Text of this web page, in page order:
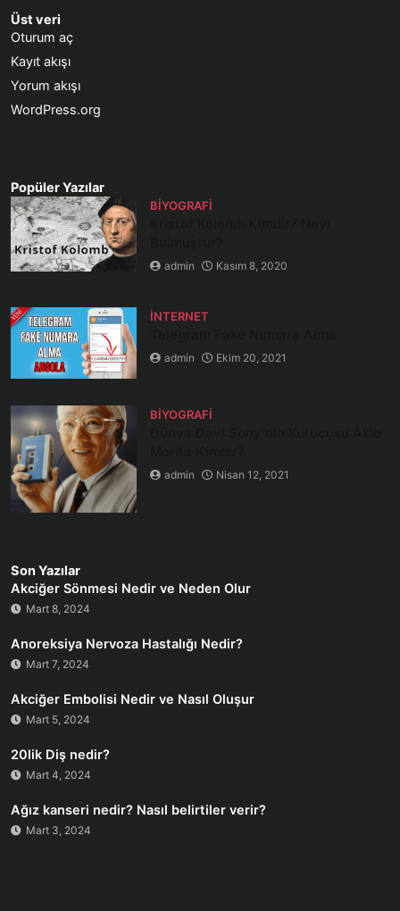
Üst veri
Oturum aç
Kayıt akışı
Yorum akışı
WordPress.org
Popüler Yazılar
BIYOGRAFI
admin Kasım 8, 2020
İNTERNET
admin Ekim 20, 2021
BIYOGRAFI
admin Nisan 12, 2021
Son Yazılar
Akciğer Sönmesi Nedir ve Neden Olur
Mart 8, 2024
Anoreksiya Nervoza Hastalığı Nedir?
Mart 7, 2024
Akciğer Embolisi Nedir ve Nasıl Oluşur
Mart 5, 2024
20lik Diş nedir?
Mart 4, 2024
Ağız kanseri nedir? Nasıl belirtiler verir?
Mart 3, 2024